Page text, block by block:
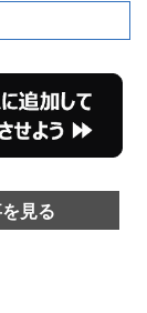
見る